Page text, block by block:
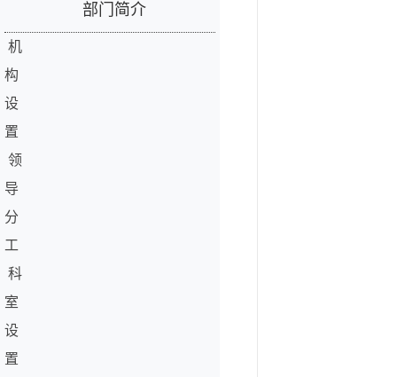
部门简介
机
构
设
置
领
导
分
工
科
室
设
置